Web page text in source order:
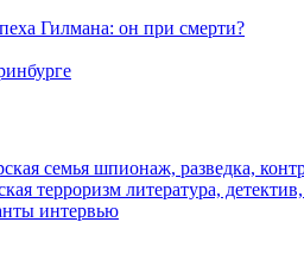
Гилмана: он при смерти?
семья шпионаж, разведка,
терроризм литература,
интервью